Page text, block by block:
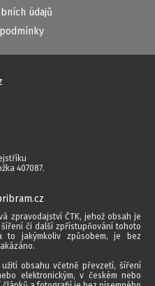
údajů
407087.
zpravodajství ČTK, jehož obsah je
či další zpřístupňování tohoto
jakýmkoliv způsobem, je bez
obsahu včetně převzetí, šíření
elektronickým, v českém nebo